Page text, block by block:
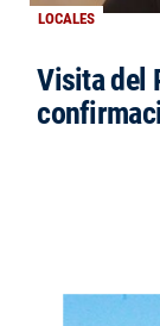
LOCALES
Visita del